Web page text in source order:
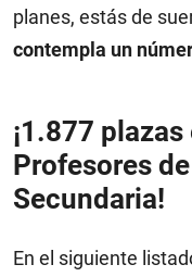
planes, estás de
contempla un
¡1.877
Profesores
Secundaria!
En el siguiente